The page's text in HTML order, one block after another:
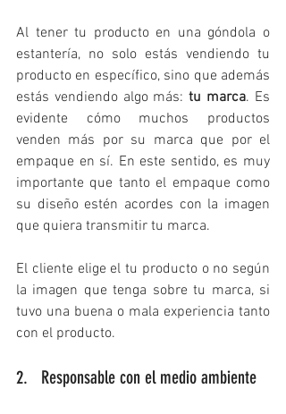
Al tener tu producto en una góndola o
estantería, no solo estás vendiendo tu
producto en específico, sino que además
estás vendiendo algo más: tu marca. Es
evidente cómo muchos productos
venden más por su marca que por el
empaque en sí. En este sentido, es muy
importante que tanto el empaque como
su diseño estén acordes con la imagen
que quiera transmitir tu marca.
El cliente elige el tu producto o no según
la imagen que tenga sobre tu marca, si
tuvo una buena o mala experiencia tanto
con el producto.
2.   Responsable con el medio ambiente